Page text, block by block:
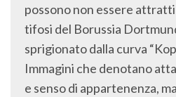
possono non essere attratti
tifosi del Borussia
sprigionato dalla curva
Immagini che denotano
e senso di appartenenza,